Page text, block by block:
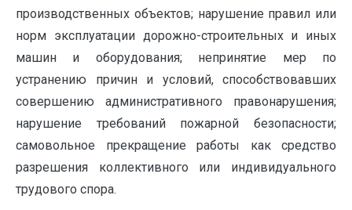
производственных объектов; нарушение правил или
норм эксплуатации дорожно-строительных и иных
машин и оборудования; непринятие мер по
устранению причин и условий, способствовавших
совершению административного правонарушения;
нарушение требований пожарной безопасности;
самовольное прекращение работы как средство
разрешения коллективного или индивидуального
трудового спора.